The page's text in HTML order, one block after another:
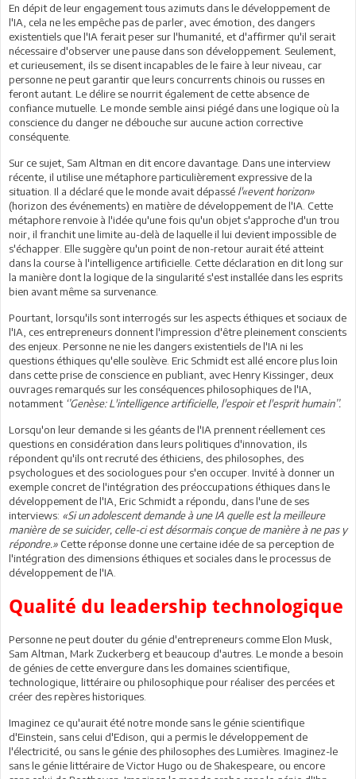
En dépit de leur engagement tous azimuts dans le développement de
l'IA, cela ne les empêche pas de parler, avec émotion, des dangers
existentiels que l'IA ferait peser sur l'humanité, et d'affirmer qu'il serait
nécessaire d'observer une pause dans son développement. Seulement,
et curieusement, ils se disent incapables de le faire à leur niveau, car
personne ne peut garantir que leurs concurrents chinois ou russes en
feront autant. Le délire se nourrit également de cette absence de
confiance mutuelle. Le monde semble ainsi piégé dans une logique où la
conscience du danger ne débouche sur aucune action corrective
conséquente.
Sur ce sujet, Sam Altman en dit encore davantage. Dans une interview
récente, il utilise une métaphore particulièrement expressive de la
situation. Il a déclaré que le monde avait dépassé l'«event horizon»
(horizon des événements) en matière de développement de l'IA. Cette
métaphore renvoie à l'idée qu'une fois qu'un objet s'approche d'un trou
noir, il franchit une limite au-delà de laquelle il lui devient impossible de
s'échapper. Elle suggère qu'un point de non-retour aurait été atteint
dans la course à l'intelligence artificielle. Cette déclaration en dit long sur
la manière dont la logique de la singularité s'est installée dans les esprits
bien avant même sa survenance.
Pourtant, lorsqu'ils sont interrogés sur les aspects éthiques et sociaux de
l'IA, ces entrepreneurs donnent l'impression d'être pleinement conscients
des enjeux. Personne ne nie les dangers existentiels de l'IA ni les
questions éthiques qu'elle soulève. Eric Schmidt est allé encore plus loin
dans cette prise de conscience en publiant, avec Henry Kissinger, deux
ouvrages remarqués sur les conséquences philosophiques de l'IA,
notamment ‘’Genèse: L'intelligence artificielle, l'espoir et l'esprit humain’’.
Lorsqu'on leur demande si les géants de l'IA prennent réellement ces
questions en considération dans leurs politiques d'innovation, ils
répondent qu'ils ont recruté des éthiciens, des philosophes, des
psychologues et des sociologues pour s'en occuper. Invité à donner un
exemple concret de l'intégration des préoccupations éthiques dans le
développement de l'IA, Eric Schmidt a répondu, dans l'une de ses
interviews: «Si un adolescent demande à une IA quelle est la meilleure
manière de se suicider, celle-ci est désormais conçue de manière à ne pas y
répondre.» Cette réponse donne une certaine idée de sa perception de
l'intégration des dimensions éthiques et sociales dans le processus de
développement de l'IA.
Qualité du leadership technologique
Personne ne peut douter du génie d'entrepreneurs comme Elon Musk,
Sam Altman, Mark Zuckerberg et beaucoup d'autres. Le monde a besoin
de génies de cette envergure dans les domaines scientifique,
technologique, littéraire ou philosophique pour réaliser des percées et
créer des repères historiques.
Imaginez ce qu'aurait été notre monde sans le génie scientifique
d'Einstein, sans celui d'Edison, qui a permis le développement de
l'électricité, ou sans le génie des philosophes des Lumières. Imaginez-le
sans le génie littéraire de Victor Hugo ou de Shakespeare, ou encore